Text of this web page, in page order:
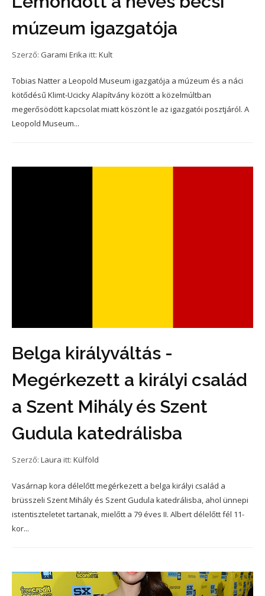
múzeum igazgatója
Szerző: Garami Erika itt: Kult
Tobias Natter a Leopold Museum igazgatója a múzeum és a náci
kötődésű Klimt-Ucicky Alapítvány között a közelmúltban
megerősödött kapcsolat miatt köszönt le az igazgatói posztjáról. A
Leopold Museum...
Belga királyváltás -
Megérkezett a királyi család
a Szent Mihály és Szent
Gudula katedrálisba
Szerző: Laura itt: Külföld
Vasárnap kora délelőtt megérkezett a belga királyi család a
brüsszeli Szent Mihály és Szent Gudula katedrálisba, ahol ünnepi
istentiszteletet tartanak, mielőtt a 79 éves II. Albert délelőtt fél 11-
kor...